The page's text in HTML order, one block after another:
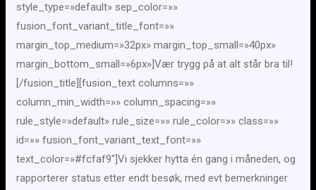
style_type=»default» sep_color=»»
fusion_font_variant_title_font=»»
margin_top_medium=»32px» margin_top_small=»40px»
margin_bottom_small=»6px»]Vær trygg på at alt står bra til!
[/fusion_title][fusion_text columns=»»
column_min_width=»» column_spacing=»»
rule_style=»default» rule_size=»» rule_color=»» class=»»
id=»» fusion_font_variant_text_font=»»
text_color=»#fcfaf9″]Vi sjekker hytta én gang i måneden, og
rapporterer status etter endt besøk, med evt bemerkninger